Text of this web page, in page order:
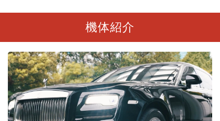
機体紹介